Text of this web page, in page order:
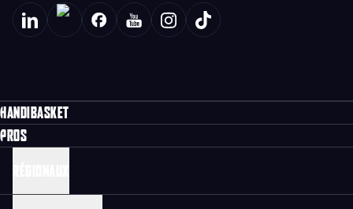
HANDIBASKET
PROS